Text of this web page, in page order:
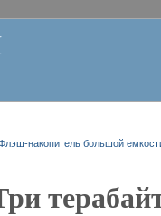
накопитель большой